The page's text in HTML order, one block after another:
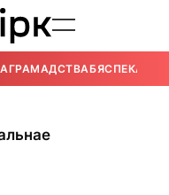
ГРАМАДСТВАБЯСПЕКА